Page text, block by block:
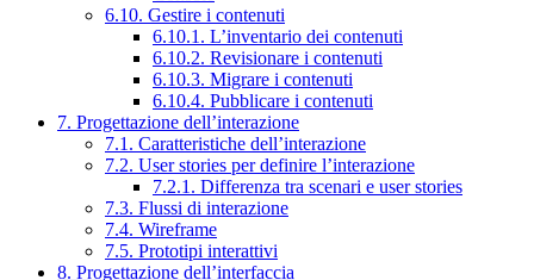
6.10. Gestire i contenuti
6.10.1. L’inventario dei contenuti
6.10.2. Revisionare i contenuti
6.10.3. Migrare i contenuti
6.10.4. Pubblicare i contenuti
7. Progettazione dell’interazione
7.1. Caratteristiche dell’interazione
7.2. User stories per definire l’interazione
7.2.1. Differenza tra scenari e user stories
7.3. Flussi di interazione
7.4. Wireframe
7.5. Prototipi interattivi
8. Progettazione dell’interfaccia